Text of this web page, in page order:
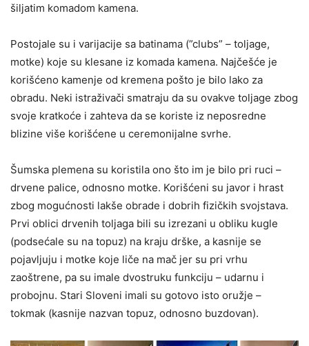
šiljatim komadom kamena.
Postojale su i varijacije sa batinama (”clubs” – toljage,
motke) koje su klesane iz komada kamena. Najčešće je
korišćeno kamenje od kremena pošto je bilo lako za
obradu. Neki istraživači smatraju da su ovakve toljage zbog
svoje kratkoće i zahteva da se koriste iz neposredne
blizine više korišćene u ceremonijalne svrhe.
Šumska plemena su koristila ono što im je bilo pri ruci –
drvene palice, odnosno motke. Korišćeni su javor i hrast
zbog mogućnosti lakše obrade i dobrih fizičkih svojstava.
Prvi oblici drvenih toljaga bili su izrezani u obliku kugle
(podsećale su na topuz) na kraju drške, a kasnije se
pojavljuju i motke koje liče na mač jer su pri vrhu
zaoštrene, pa su imale dvostruku funkciju – udarnu i
probojnu. Stari Sloveni imali su gotovo isto oružje –
tokmak (kasnije nazvan topuz, odnosno buzdovan).